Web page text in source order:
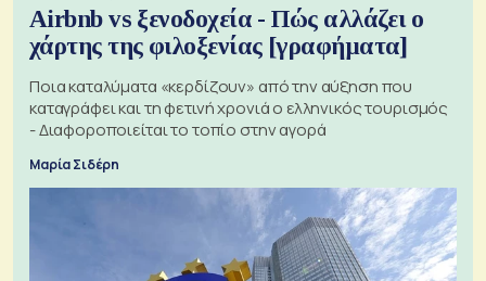
Airbnb vs ξενοδοχεία - Πώς αλλάζει ο
χάρτης της φιλοξενίας [γραφήματα]
Ποια καταλύματα «κερδίζουν» από την αύξηση που
καταγράφει και τη φετινή χρονιά ο ελληνικός τουρισμός
- Διαφοροποιείται το τοπίο στην αγορά
Μαρία Σιδέρη